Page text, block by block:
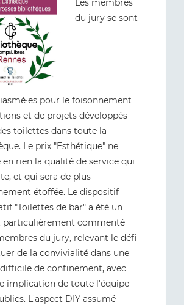
du jury se sont
pour le foisonnement
et de projets développés
toilettes dans toute la
Le prix "Esthétique" ne
rien la qualité de service qui
et qui sera de plus
étoffée. Le dispositif
"Toilettes de bar" a été un
particulièrement commenté
du jury, relevant le défi
de la convivialité dans une
de confinement, avec
implication de toute l'équipe
L'aspect DIY assumé